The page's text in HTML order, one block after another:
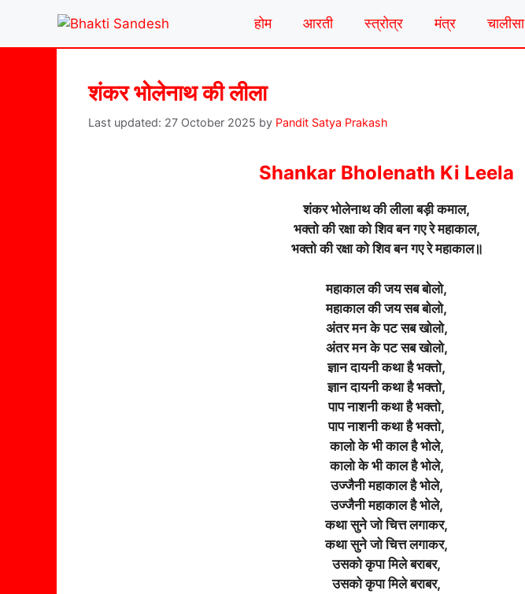
content
होम आरती स्त्रोत्र मंत्र चालीसा
शंकर भोलेनाथ की लीला
27 October 2025 by Pandit Satya Prakash
Shankar Bholenath Ki Leela
शंकर भोलेनाथ की लीला बड़ी कमाल,
भक्तो की रक्षा को शिव बन गए रे महाकाल,
भक्तो की रक्षा को शिव बन गए रे महाकाल॥
महाकाल की जय सब बोलो,
महाकाल की जय सब बोलो,
अंतर मन के पट सब खोलो,
अंतर मन के पट सब खोलो,
ज्ञान दायनी कथा है भक्तो,
ज्ञान दायनी कथा है भक्तो,
पाप नाशनी कथा है भक्तो,
पाप नाशनी कथा है भक्तो,
कालो के भी काल है भोले,
कालो के भी काल है भोले,
उज्जैनी महाकाल है भोले,
उज्जैनी महाकाल है भोले,
कथा सुने जो चित्त लगाकर,
कथा सुने जो चित्त लगाकर,
उसको कृपा मिले बराबर,
उसको कृपा मिले बराबर,